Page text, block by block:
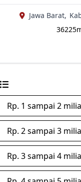
Jawa Barat,
Rp. 1 sampai 2
Rp. 2 sampai 3
Rp. 3 sampai 4